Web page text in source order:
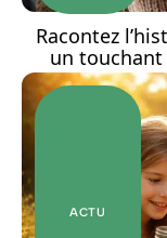
Racontez
un
ACTU